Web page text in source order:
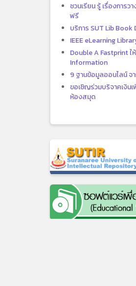
ชวนเรียน รู้ เรื่องการว
ฟรี
บริการ SUT Lib Book
IEEE eLearning
Double A Fastprint ใ
Information
9 ฐานข้อมูลออนไลน์ จ
ขอเชิญร่วมบริจาคเงิน
ห้องสมุด